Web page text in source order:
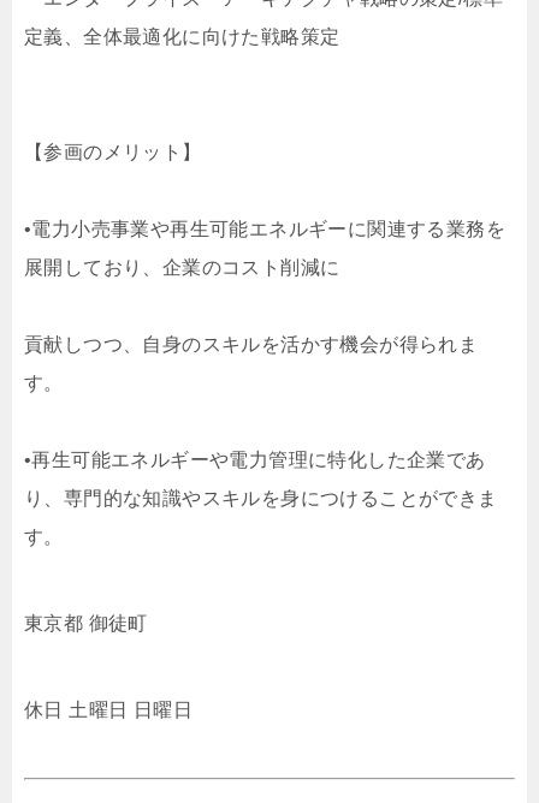
定義、全体最適化に向けた戦略策定
【参画のメリット】
•電力小売事業や再生可能エネルギーに関連する業務を
展開しており、企業のコスト削減に
貢献しつつ、自身のスキルを活かす機会が得られま
す。
•再生可能エネルギーや電力管理に特化した企業であ
り、専門的な知識やスキルを身につけることができま
す。
東京都 御徒町
休日 土曜日 日曜日